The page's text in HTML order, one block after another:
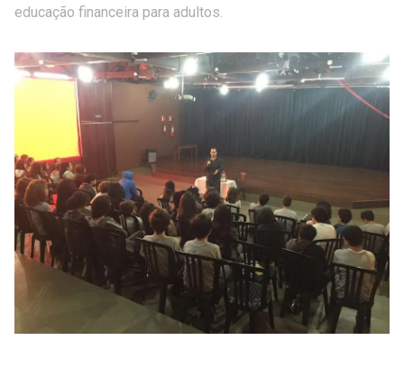
educação financeira para adultos.